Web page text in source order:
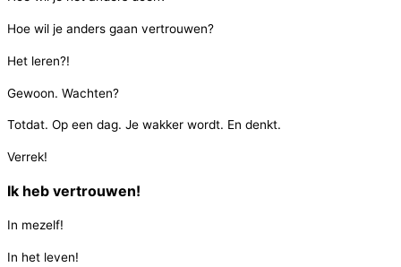
Hoe wil je anders gaan vertrouwen?
Het leren?!
Gewoon. Wachten?
Totdat. Op een dag. Je wakker wordt. En denkt.
Verrek!
Ik heb vertrouwen!
In mezelf!
In het leven!